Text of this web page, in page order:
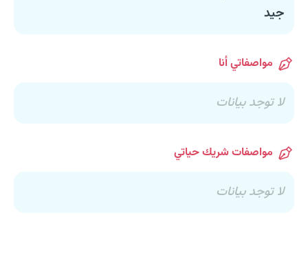
جيد
مواصفاتي أنا
لا توجد بيانات
مواصفات شريك حياتي
لا توجد بيانات